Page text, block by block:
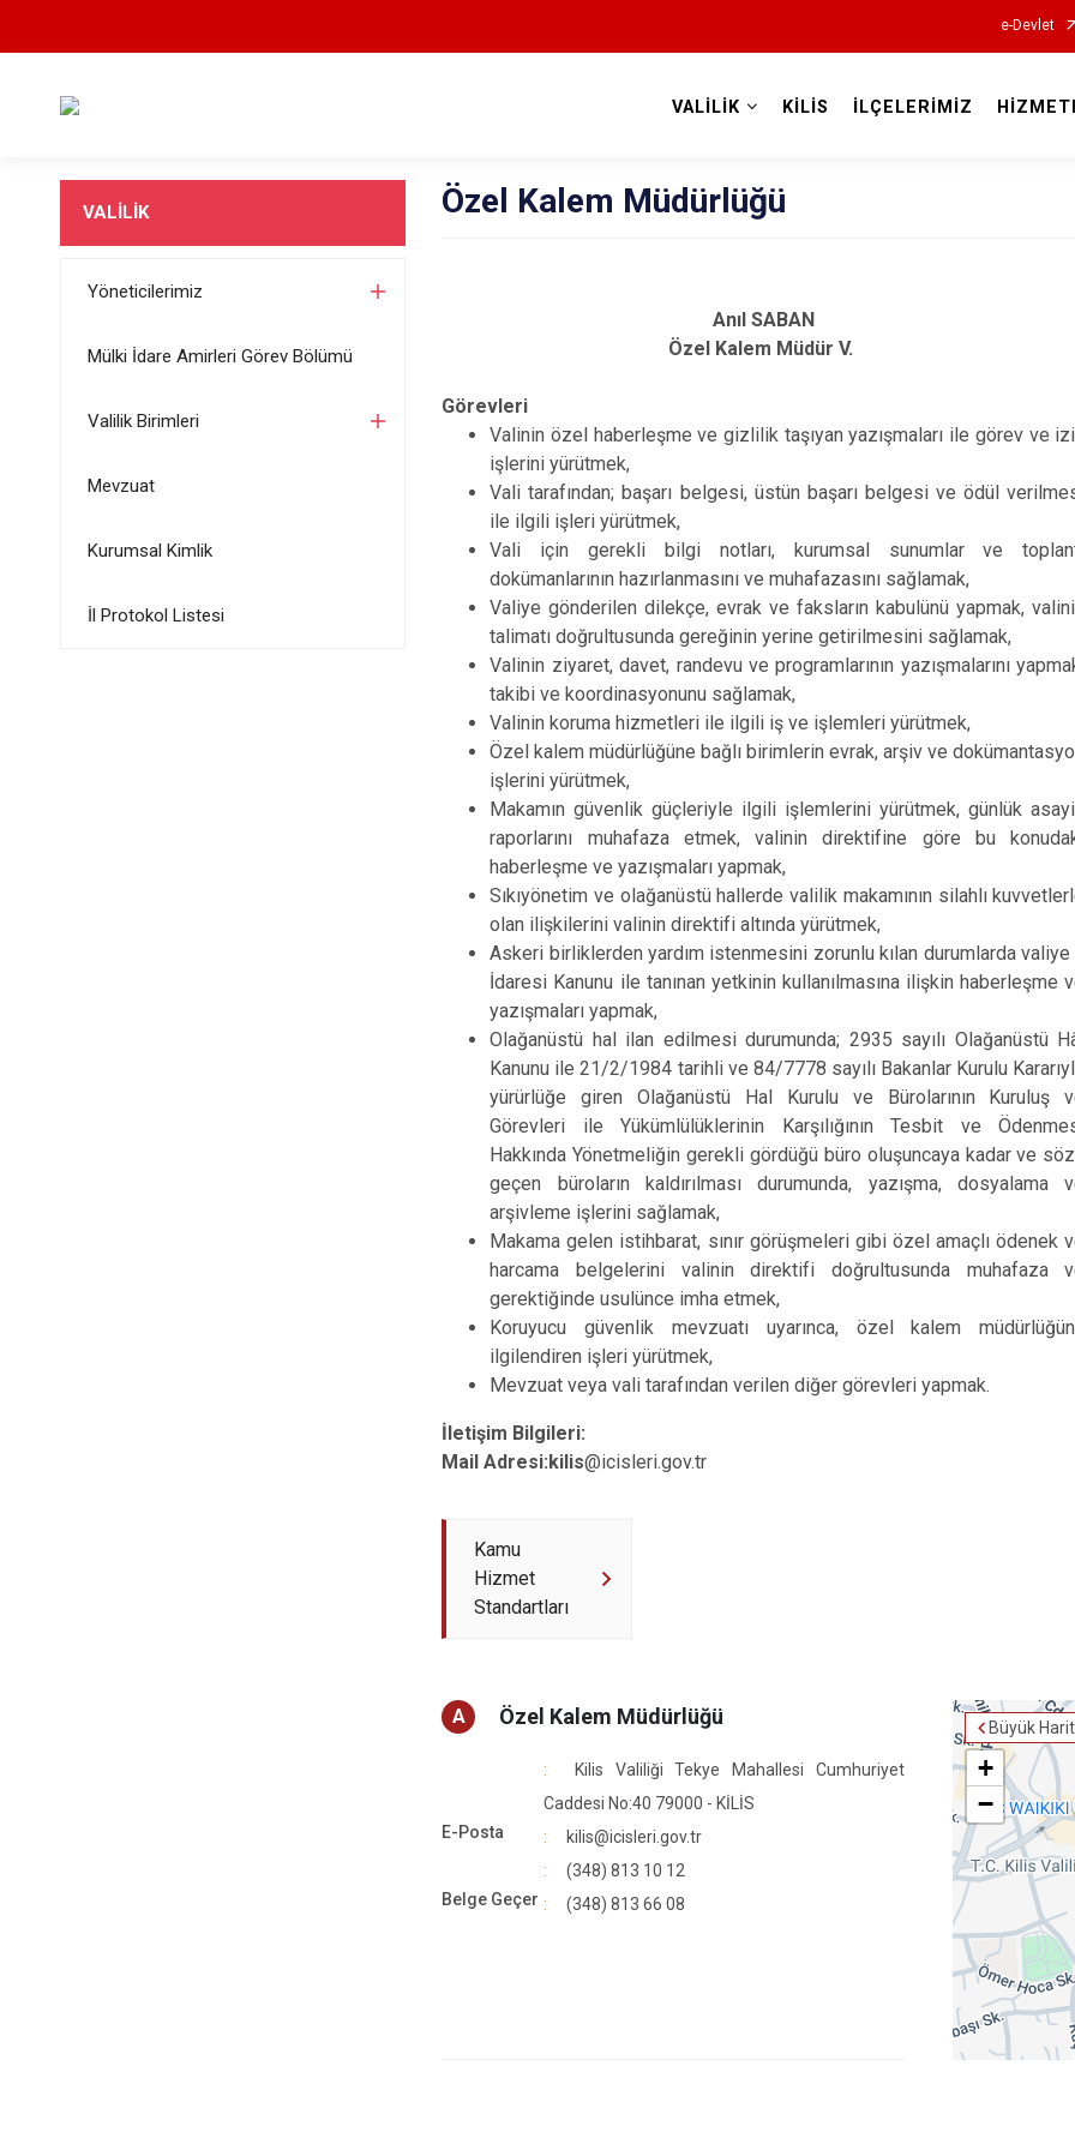
e-Devlet
VALİLİK KİLİS İLÇELERİMİZ
VALİLİK
Yöneticilerimiz
Mülki İdare Amirleri Görev Bölümü
Valilik Birimleri
Mevzuat
Kurumsal Kimlik
İl Protokol Listesi
Özel Kalem Müdürlüğü
Anıl SABAN
Özel Kalem Müdür V.
Görevleri
Valinin özel haberleşme ve gizlilik taşıyan yazışmaları ile görev ve
işlerini yürütmek,
Vali tarafından; başarı belgesi, üstün başarı belgesi ve ödül
ile ilgili işleri yürütmek,
Vali için gerekli bilgi notları, kurumsal sunumlar ve
dokümanlarının hazırlanmasını ve muhafazasını sağlamak,
Valiye gönderilen dilekçe, evrak ve faksların kabulünü yapmak,
talimatı doğrultusunda gereğinin yerine getirilmesini sağlamak,
Valinin ziyaret, davet, randevu ve programlarının yazışmalarını
takibi ve koordinasyonunu sağlamak,
Valinin koruma hizmetleri ile ilgili iş ve işlemleri yürütmek,
Özel kalem müdürlüğüne bağlı birimlerin evrak, arşiv ve
işlerini yürütmek,
Makamın güvenlik güçleriyle ilgili işlemlerini yürütmek, günlük
raporlarını muhafaza etmek, valinin direktifine göre bu
haberleşme ve yazışmaları yapmak,
Sıkıyönetim ve olağanüstü hallerde valilik makamının silahlı
olan ilişkilerini valinin direktifi altında yürütmek,
Askeri birliklerden yardım istenmesini zorunlu kılan durumlarda valiye
İdaresi Kanunu ile tanınan yetkinin kullanılmasına ilişkin haberleşme
yazışmaları yapmak,
Olağanüstü hal ilan edilmesi durumunda; 2935 sayılı Olağanüstü
Kanunu ile 21/2/1984 tarihli ve 84/7778 sayılı Bakanlar Kurulu
yürürlüğe giren Olağanüstü Hal Kurulu ve Bürolarının Kuruluş
Görevleri ile Yükümlülüklerinin Karşılığının Tesbit ve
Hakkında Yönetmeliğin gerekli gördüğü büro oluşuncaya kadar ve
geçen büroların kaldırılması durumunda, yazışma, dosyalama
arşivleme işlerini sağlamak,
Makama gelen istihbarat, sınır görüşmeleri gibi özel amaçlı ödenek
harcama belgelerini valinin direktifi doğrultusunda muhafaza
gerektiğinde usulünce imha etmek,
Koruyucu güvenlik mevzuatı uyarınca, özel kalem
ilgilendiren işleri yürütmek,
Mevzuat veya vali tarafından verilen diğer görevleri yapmak.
İletişim Bilgileri:
Mail Adresi:kilis@icisleri.gov.tr
Kamu
Hizmet
Standartları
Büyük
+
−
A Özel Kalem Müdürlüğü
Kilis Valiliği Tekye Mahallesi Cumhuriyet
Caddesi No:40 79000 - KİLİS
E-Posta
kilis@icisleri.gov.tr
(348) 813 10 12
Belge Geçer
(348) 813 66 08